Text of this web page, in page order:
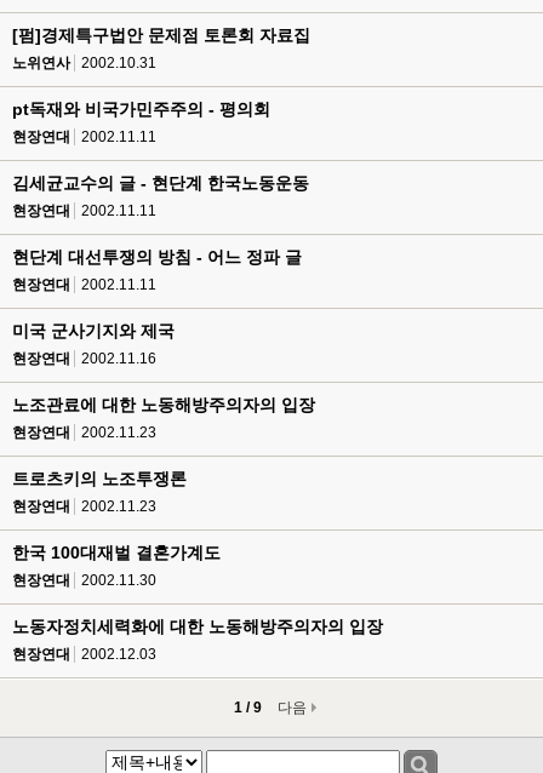
[펌]경제특구법안 문제점 토론회 자료집
노위연사 2002.10.31
pt독재와 비국가민주주의 - 평의회
현장연대 2002.11.11
김세균교수의 글 - 현단계 한국노동운동
현장연대 2002.11.11
현단계 대선투쟁의 방침 - 어느 정파 글
현장연대 2002.11.11
미국 군사기지와 제국
현장연대 2002.11.16
노조관료에 대한 노동해방주의자의 입장
현장연대 2002.11.23
트로츠키의 노조투쟁론
현장연대 2002.11.23
한국 100대재벌 결혼가계도
현장연대 2002.11.30
노동자정치세력화에 대한 노동해방주의자의 입장
현장연대 2002.12.03
1 / 9 다음